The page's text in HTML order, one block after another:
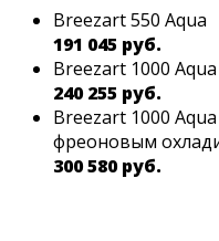
Breezart 550 Aqua
191 045 руб.
Breezart 1000 Aqua
240 255 руб.
Breezart 1000
фреоновым
300 580 руб.